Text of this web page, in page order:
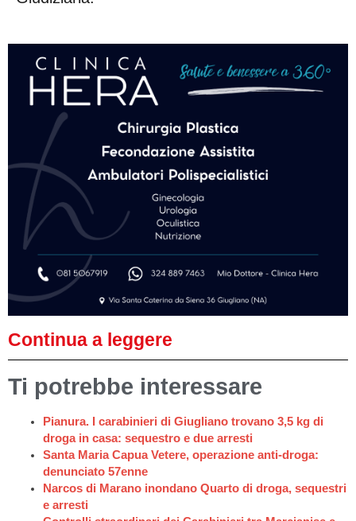
Continua a leggere
Ti potrebbe interessare
Pianura. I carabinieri di Giugliano trovano 3,5 kg di
droga in casa: sequestro e due arresti
Santa Maria Capua Vetere, operazione anti-droga:
denunciato 57enne
Narcos di Marano inondano Quarto di droga, sequestri
e arresti